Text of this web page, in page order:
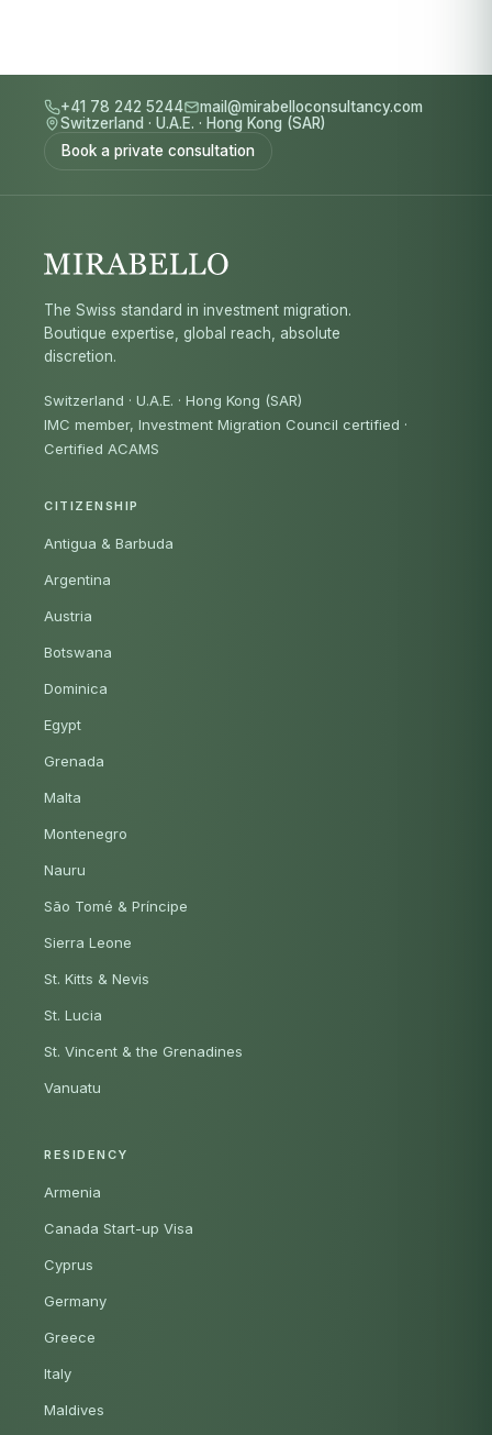
+41 78 242 5244
mail@mirabelloconsultancy.com
Switzerland · U.A.E. · Hong Kong (SAR)
Book a private consultation
The Swiss standard in investment migration.
Boutique expertise, global reach, absolute
discretion.
Switzerland · U.A.E. · Hong Kong (SAR)
IMC member, Investment Migration Council certified ·
Certified ACAMS
CITIZENSHIP
Antigua & Barbuda
Argentina
Austria
Botswana
Dominica
Egypt
Grenada
Malta
Montenegro
Nauru
São Tomé & Príncipe
Sierra Leone
St. Kitts & Nevis
St. Lucia
St. Vincent & the Grenadines
Vanuatu
RESIDENCY
Armenia
Canada Start-up Visa
Cyprus
Germany
Greece
Italy
Maldives